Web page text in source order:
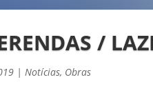
/
| Notícias, Obras